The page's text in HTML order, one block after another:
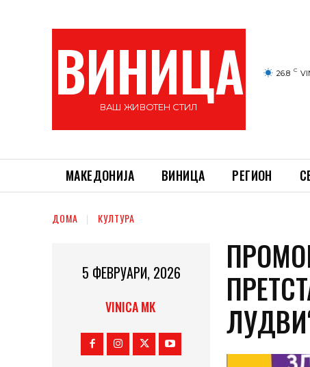
ВИНИЦА
ВАШ ЖИВОТЕН СТИЛ
26.8 C
МАКЕДОНИЈА ВИНИЦА РЕГИОН
ДОМА КУЛТУРА
5 ФЕВРУАРИ, 2026
VINICA MK